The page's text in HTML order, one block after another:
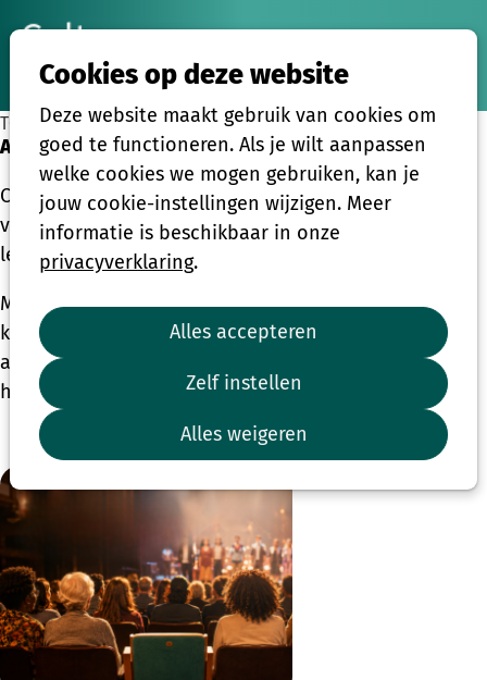
Cookies op deze website
Deze website maakt gebruik van cookies om
goed te functioneren. Als je wilt aanpassen
welke cookies we mogen gebruiken, kan je
jouw cookie-instellingen wijzigen. Meer
informatie is beschikbaar in onze
privacyverklaring.
Alles accepteren
Zelf instellen
Alles weigeren
TOEGANG TOT CULTUUR
Adopteer een stoel
Cultuur samen beleven is niet voor iedereen
vanzelfsprekend. Voor wie met een beperkt budget
leeft, kan een ticket één drempel te veel zijn.
Met jouw gift maak je mee mogelijk dat iemand met
kansentarief via UiTPAS kan deelnemen aan een
activiteit van Cultuursmakers, en zelf kiest wat bij
hem of haar past.